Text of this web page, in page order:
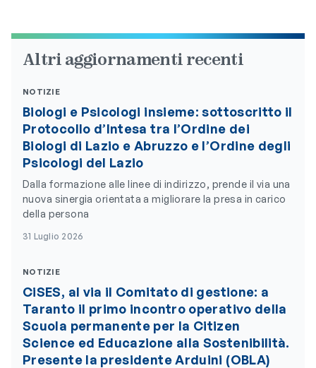
Altri aggiornamenti recenti
NOTIZIE
Biologi e Psicologi insieme: sottoscritto il
Protocollo d’Intesa tra l’Ordine dei
Biologi di Lazio e Abruzzo e l’Ordine degli
Psicologi del Lazio
Dalla formazione alle linee di indirizzo, prende il via una
nuova sinergia orientata a migliorare la presa in carico
della persona
31 Luglio 2026
NOTIZIE
CiSES, al via il Comitato di gestione: a
Taranto il primo incontro operativo della
Scuola permanente per la Citizen
Science ed Educazione alla Sostenibilità.
Presente la presidente Arduini (OBLA)